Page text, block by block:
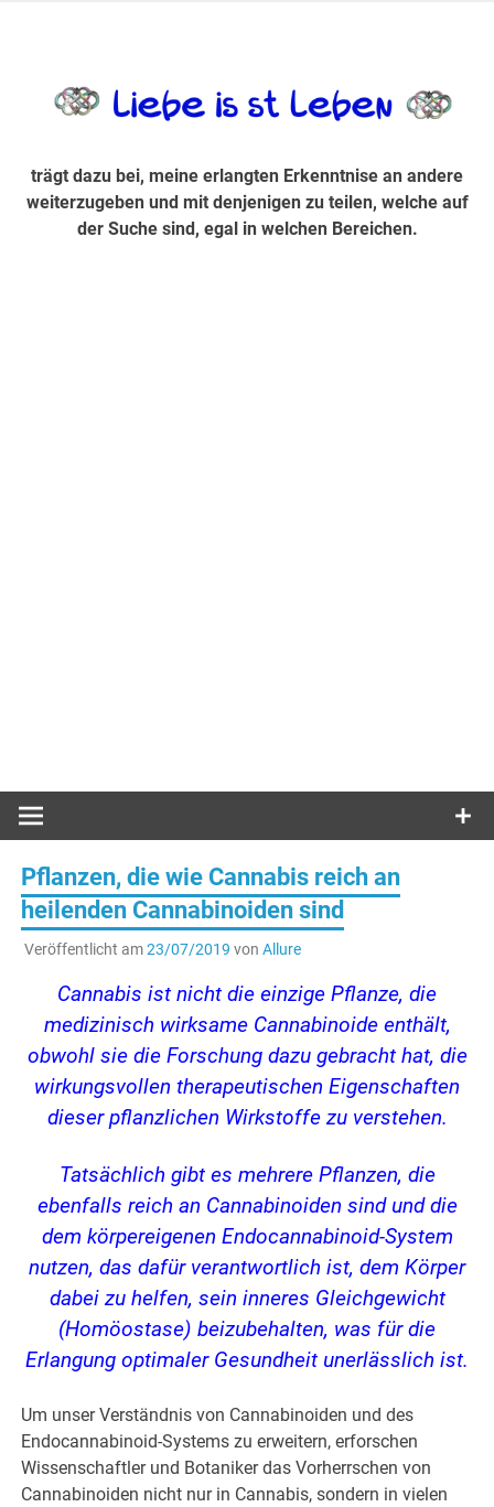
Suche sind, egal in welchen Bereichen.
trägt dazu bei, meine erlangten Erkenntnise an andere
weiterzugeben und mit denjenigen zu teilen, welche auf
der Suche sind, egal in welchen Bereichen.
Pflanzen, die wie Cannabis reich an
heilenden Cannabinoiden sind
Veröffentlicht am23/07/2019 von Allure
Cannabis ist nicht die einzige Pflanze, die
medizinisch wirksame Cannabinoide enthält,
obwohl sie die Forschung dazu gebracht hat, die
wirkungsvollen therapeutischen Eigenschaften
dieser pflanzlichen Wirkstoffe zu verstehen.
Tatsächlich gibt es mehrere Pflanzen, die
ebenfalls reich an Cannabinoiden sind und die
dem körpereigenen Endocannabinoid-System
nutzen, das dafür verantwortlich ist, dem Körper
dabei zu helfen, sein inneres Gleichgewicht
(Homöostase) beizubehalten, was für die
Erlangung optimaler Gesundheit unerlässlich ist.
Um unser Verständnis von Cannabinoiden und des
Endocannabinoid-Systems zu erweitern, erforschen
Wissenschaftler und Botaniker das Vorherrschen von
Cannabinoiden nicht nur in Cannabis, sondern in vielen